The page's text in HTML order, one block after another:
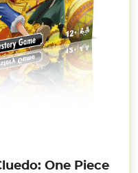
One Piece